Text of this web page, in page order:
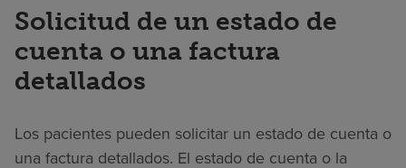
Solicitud de un estado de
cuenta o una factura
detallados
Los pacientes pueden solicitar un estado de cuenta o
una factura detallados. El estado de cuenta o la